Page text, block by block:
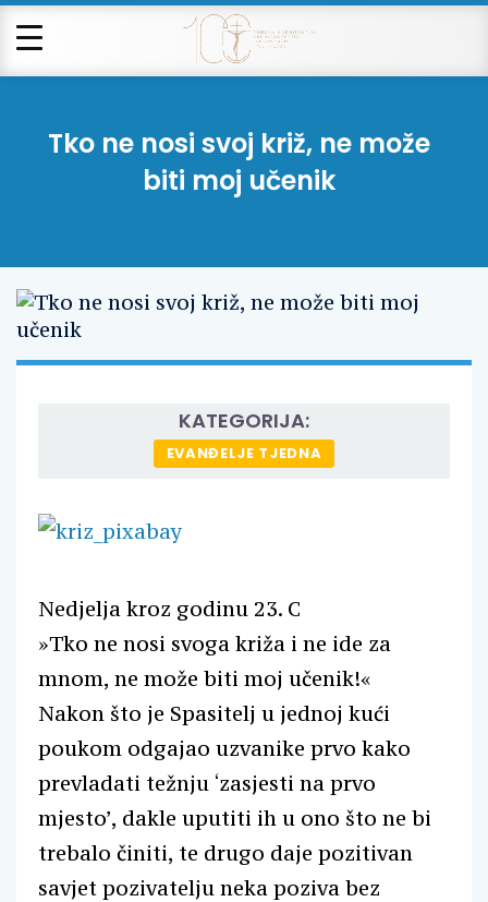
Tko ne nosi svoj križ, ne može
biti moj učenik
KATEGORIJA:
EVANĐELJE TJEDNA
Nedjelja kroz godinu 23. C
»Tko ne nosi svoga križa i ne ide za
mnom, ne može biti moj učenik!«
Nakon što je Spasitelj u jednoj kući
poukom odgajao uzvanike prvo kako
prevladati težnju ‘zasjesti na prvo
mjesto’, dakle uputiti ih u ono što ne bi
trebalo činiti, te drugo daje pozitivan
savjet pozivatelju neka poziva bez